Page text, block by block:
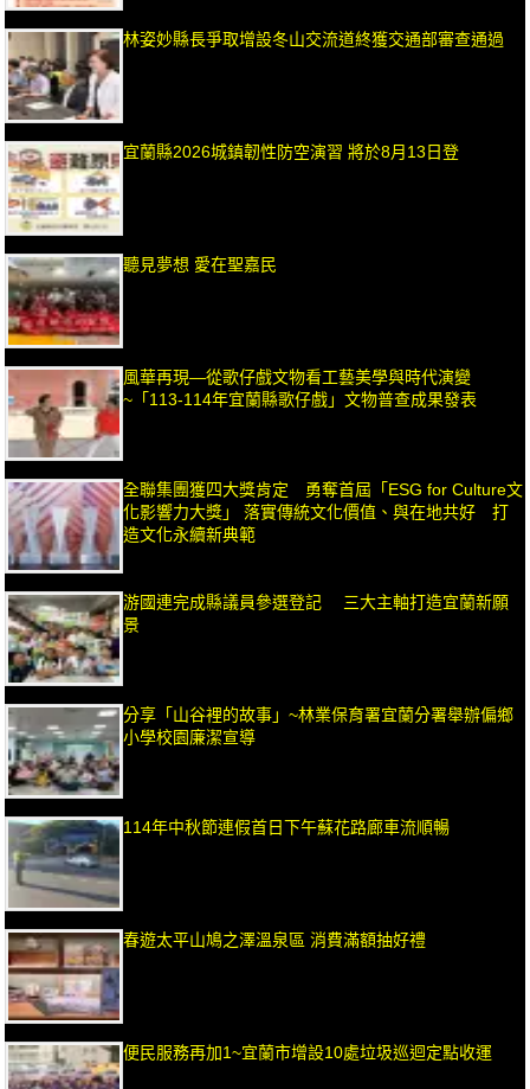
林姿妙縣長爭取增設冬山交流道終獲交通部審查通過
宜蘭縣2026城鎮韌性防空演習 將於8月13日登
聽見夢想 愛在聖嘉民
風華再現—從歌仔戲文物看工藝美學與時代演變
~「113-114年宜蘭縣歌仔戲」文物普查成果發表
全聯集團獲四大獎肯定 勇奪首屆「ESG for Culture文
化影響力大獎」 落實傳統文化價值、與在地共好 打
造文化永續新典範
游國連完成縣議員參選登記 三大主軸打造宜蘭新願
景
分享「山谷裡的故事」~林業保育署宜蘭分署舉辦偏鄉
小學校園廉潔宣導
114年中秋節連假首日下午蘇花路廊車流順暢
春遊太平山鳩之澤溫泉區 消費滿額抽好禮
便民服務再加1~宜蘭市增設10處垃圾巡迴定點收運